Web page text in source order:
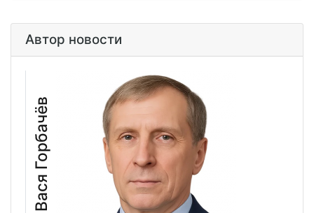
Автор новости
Вася Горбачёв